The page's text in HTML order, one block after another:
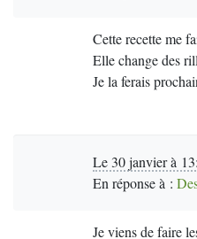
Cette recette me
Elle change des
Je la ferais
Le 30 janvier à
En réponse à :
Je viens de faire